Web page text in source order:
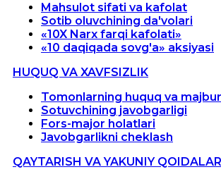
Mahsulot sifati va kafolat
Sotib oluvchining da'volari
«10X Narx farqi kafolati»
«10 daqiqada sovg'a» aksiyasi
HUQUQ VA XAVFSIZLIK
Tomonlarning huquq va
Sotuvchining javobgarligi
Fors-major holatlari
Javobgarlikni cheklash
QAYTARISH VA YAKUNIY QOIDALAR